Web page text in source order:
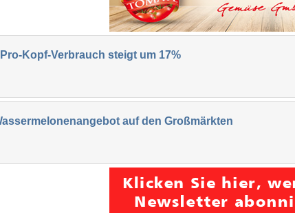
Kopf-Verbrauch steigt um 17%
auf den Großmärkten